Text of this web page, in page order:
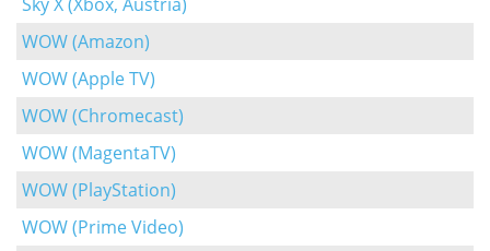
WOW (Amazon)
WOW (Apple TV)
WOW (Chromecast)
WOW (MagentaTV)
WOW (PlayStation)
WOW (Prime Video)